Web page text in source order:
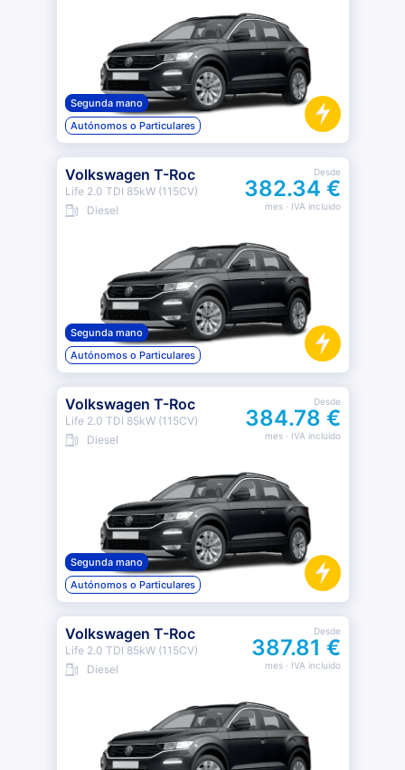
Segunda mano
Autónomos o Particulares
Volkswagen T-Roc
Life 2.0 TDI 85kW (115CV)
Diesel
Desde
382.34 €
mes· IVA incluido
Segunda mano
Autónomos o Particulares
Volkswagen T-Roc
Life 2.0 TDI 85kW (115CV)
Diesel
Desde
384.78 €
mes· IVA incluido
Segunda mano
Autónomos o Particulares
Volkswagen T-Roc
Life 2.0 TDI 85kW (115CV)
Diesel
Desde
387.81 €
mes· IVA incluido